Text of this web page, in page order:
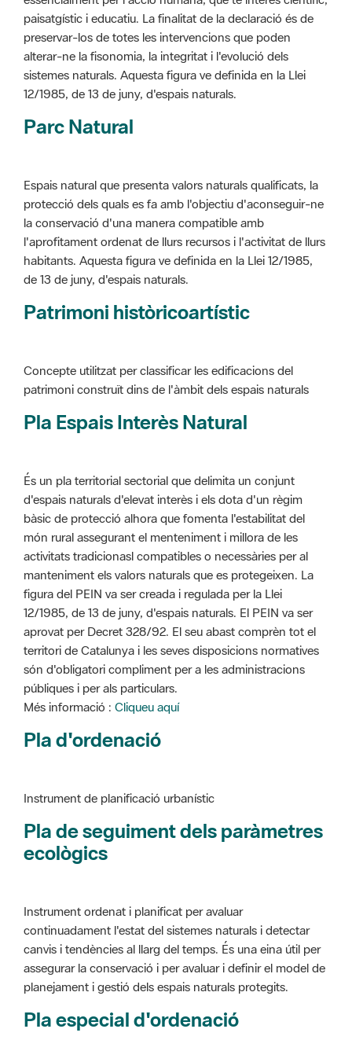
sistemes naturals. Aquesta figura ve definida en la Llei
12/1985, de 13 de juny, d'espais naturals.
Parc Natural
Espais natural que presenta valors naturals qualificats, la
l'aprofitament ordenat de llurs recursos i l'activitat de llurs
habitants. Aquesta figura ve definida en la Llei 12/1985,
de 13 de juny, d'espais naturals.
Patrimoni històricoartístic
Concepte utilitzat per classificar les edificacions del
Pla Espais Interès Natural
És un pla territorial sectorial que delimita un conjunt
món rural assegurant el menteniment i millora de les
activitats tradicionasl compatibles o necessàries per al
manteniment els valors naturals que es protegeixen. La
figura del PEIN va ser creada i regulada per la Llei
12/1985, de 13 de juny, d'espais naturals. El PEIN va ser
aprovat per Decret 328/92. El seu abast comprèn tot el
territori de Catalunya i les seves disposicions normatives
són d'obligatori compliment per a les administracions
públiques i per als particulars.
Més informació :Cliqueu aquí
Pla d'ordenació
Instrument de planificació urbanístic
ecològics
Instrument ordenat i planificat per avaluar
assegurar la conservació i per avaluar i definir el model de
planejament i gestió dels espais naturals protegits.
Pla especial d'ordenació
Instrument de planificació urbanístic